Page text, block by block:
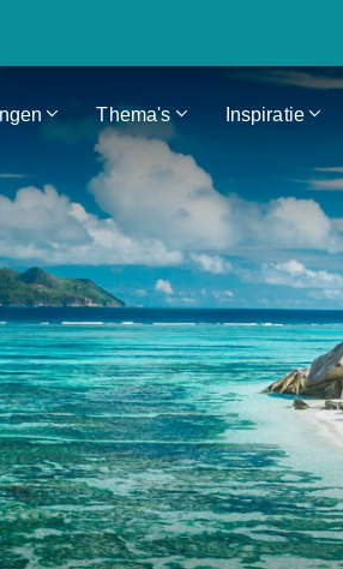
Thema's Inspiratie